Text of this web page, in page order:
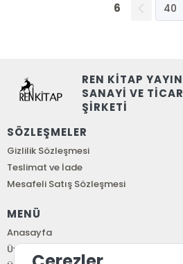
6
REN KİTAP
SANAYİ VE
ŞİRKETİ
SÖZLEŞMELER
Gizlilik Sözleşmesi
Teslimat ve İade
Mesafeli Satış Sözleşmesi
MENÜ
Anasayfa
Üye Girişi